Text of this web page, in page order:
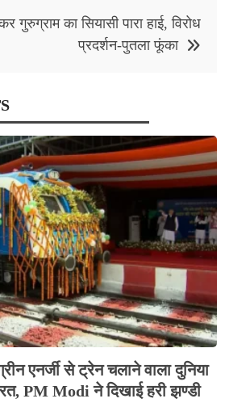
गुरुग्राम का सियासी पारा हाई, विरोध
प्रदर्शन-पुतला फूंका
एनर्जी से ट्रेन चलाने वाला दुनिया
PM Modi ने दिखाई हरी झण्डी